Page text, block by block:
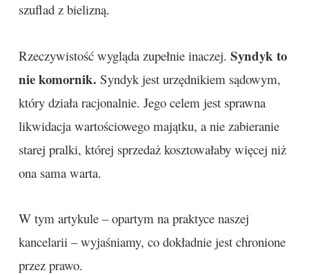
szuflad z bielizną.
Rzeczywistość wygląda zupełnie inaczej. Syndyk to
nie komornik. Syndyk jest urzędnikiem sądowym,
który działa racjonalnie. Jego celem jest sprawna
likwidacja wartościowego majątku, a nie zabieranie
starej pralki, której sprzedaż kosztowałaby więcej niż
ona sama warta.
W tym artykule – opartym na praktyce naszej
kancelarii – wyjaśniamy, co dokładnie jest chronione
przez prawo.